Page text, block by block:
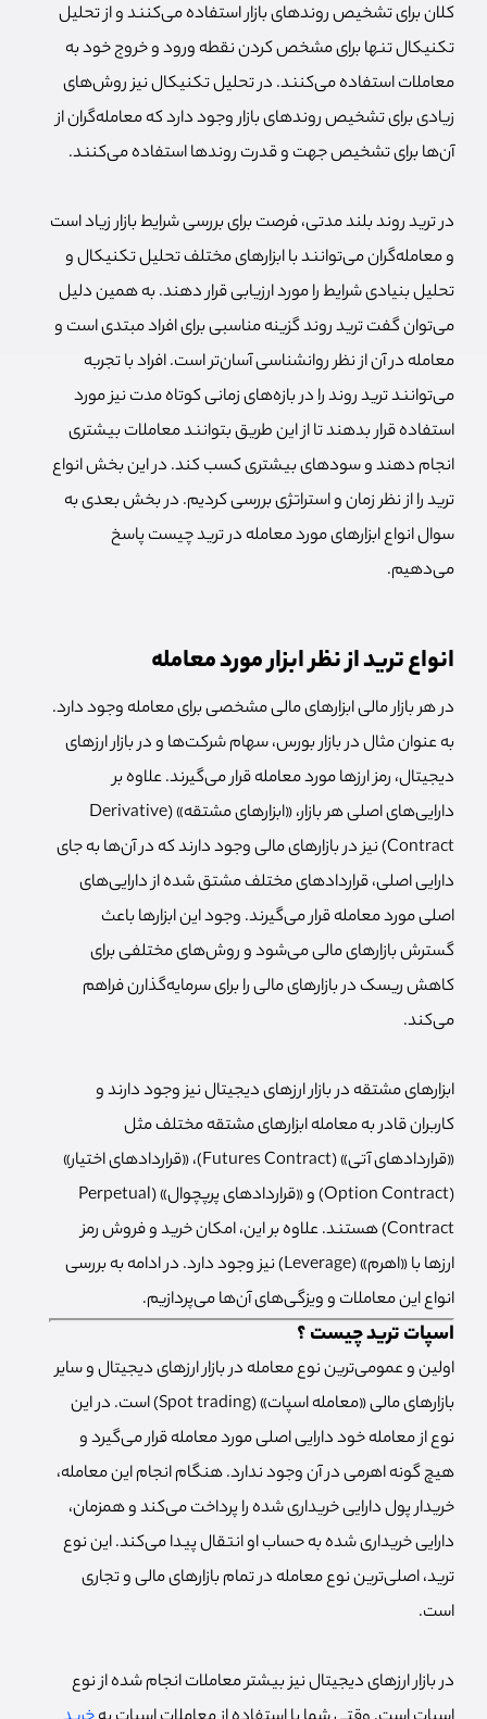
کلان برای تشخیص روندهای بازار استفاده می‌کنند و از تحلیل
تکنیکال تنها برای مشخص کردن نقطه ورود و خروج خود به
معاملات استفاده می‌کنند. در تحلیل تکنیکال نیز روش‌های
زیادی برای تشخیص روندهای بازار وجود دارد که معامله‌گران از
آن‌ها برای تشخیص جهت و قدرت روندها استفاده می‌کنند.
در ترید روند بلند مدتی، فرصت برای بررسی شرایط بازار زیاد است
و معامله‌گران می‌توانند با ابزارهای مختلف تحلیل تکنیکال و
تحلیل بنیادی شرایط را مورد ارزیابی قرار دهند. به همین دلیل
می‌توان گفت ترید روند گزینه مناسبی برای افراد مبتدی است و
معامله در آن از نظر روانشناسی آسان‌تر است. افراد با تجربه
می‌توانند ترید روند را در بازه‌های زمانی کوتاه مدت نیز مورد
استفاده قرار بدهند تا از این طریق بتوانند معاملات بیشتری
انجام دهند و سودهای بیشتری کسب کند. در این بخش انواع
ترید را از نظر زمان و استراتژی بررسی کردیم. در بخش بعدی به
سوال انواع ابزارهای مورد معامله در ترید چیست پاسخ
می‌دهیم.
انواع ترید از نظر ابزار مورد معامله
در هر بازار مالی ابزارهای مالی مشخصی برای معامله وجود دارد.
به عنوان مثال در بازار بورس، سهام شرکت‌ها و در بازار ارزهای
دیجیتال، رمز ارزها مورد معامله قرار می‌گیرند. علاوه بر
دارایی‌های اصلی هر بازار، «ابزارهای مشتقه» (Derivative
Contract) نیز در بازارهای مالی وجود دارند که در آن‌ها به جای
دارایی اصلی، قراردادهای مختلف مشتق شده از دارایی‌های
اصلی مورد معامله قرار می‌گیرند. وجود این ابزارها باعث
گسترش بازارهای مالی می‌شود و روش‌های مختلفی برای
کاهش ریسک در بازارهای مالی را برای سرمایه‌گذارن فراهم
می‌کند.
ابزارهای مشتقه در بازار ارزهای دیجیتال نیز وجود دارند و
کاربران قادر به معامله ابزارهای مشتقه مختلف مثل
«قراردادهای آتی» (Futures Contract)، «قراردادهای اختیار»
(Option Contract) و «قراردادهای پرپچوال» (Perpetual
Contract) هستند. علاوه بر این، امکان خرید و فروش رمز
ارزها با «اهرم» (Leverage) نیز وجود دارد. در ادامه به بررسی
انواع این معاملات و ویزگی‌های آن‌ها می‌پردازیم.
اسپات ترید چیست ؟
اولین و عمومی‌ترین نوع معامله در بازار ارزهای دیجیتال و سایر
بازارهای مالی «معامله اسپات» (Spot trading) است. در این
نوع از معامله خود دارایی اصلی مورد معامله قرار می‌گیرد و
هیچ گونه اهرمی در آن وجود ندارد. هنگام انجام این معامله،
خریدار پول دارایی خریداری شده را پرداخت می‌کند و همزمان،
دارایی خریداری شده به حساب او انتقال پیدا می‌کند. این نوع
ترید، اصلی‌ترین نوع معامله در تمام بازارهای مالی و تجاری
است.
در بازار ارزهای دیجیتال نیز بیشتر معاملات انجام شده از نوع